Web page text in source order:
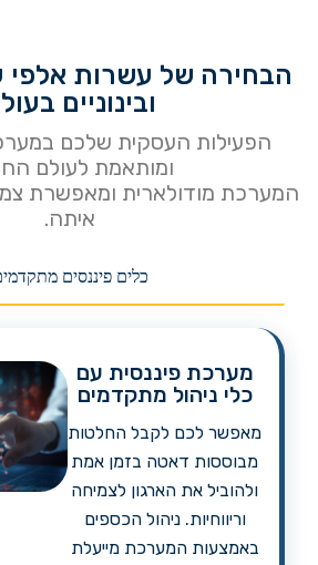
הבחירה של עשרות אלפי
ובינוניים
הפעילות העסקית שלכם
ומותאמת לעולם
המערכת מודולארית ומאפשרת
איתה.
כלים פיננסים
מערכת פיננסית עם
כלי ניהול מתקדמים
מאפשר לכם לקבל החלטות
מבוססות דאטה בזמן אמת
ולהוביל את הארגון לצמיחה
וריווחיות. ניהול הכספים
באמצעות המערכת מייעלת